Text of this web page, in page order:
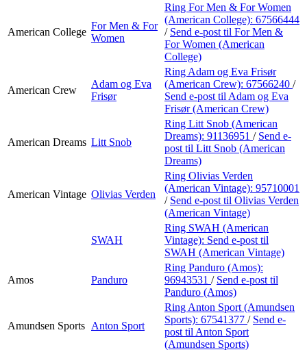
American College
For Men & For
Women
Ring For Men & For Women
(American College): 67566444
/ Send e-post til For Men &
For Women (American
College)
American Crew
Adam og Eva
Frisør
Ring Adam og Eva Frisør
(American Crew): 67566240 /
Send e-post til Adam og Eva
Frisør (American Crew)
American Dreams Litt Snob
Ring Litt Snob (American
Dreams): 91136951 / Send e-
post til Litt Snob (American
Dreams)
American Vintage Olivias Verden
Ring Olivias Verden
(American Vintage): 95710001
/ Send e-post til Olivias Verden
(American Vintage)
SWAH
Ring SWAH (American
Vintage): Send e-post til
SWAH (American Vintage)
Amos Panduro
Ring Panduro (Amos):
96943531 / Send e-post til
Panduro (Amos)
Amundsen Sports Anton Sport
Ring Anton Sport (Amundsen
Sports): 67541377 / Send e-
post til Anton Sport
(Amundsen Sports)